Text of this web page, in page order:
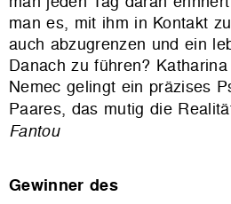
man es, mit ihm in Kontakt
auch abzugrenzen und ein
Danach zu führen?
Nemec gelingt ein präzises
Paares, das mutig die
Fantou
Gewinner des